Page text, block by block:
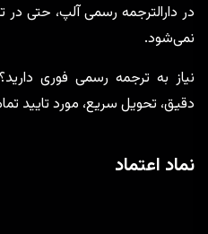
در دارالترجمه رسمی آلپ، حتی
نمی‌شود.
نیاز به ترجمه رسمی فوری
دقیق، تحویل سریع، مورد تایید
نماد اعتماد